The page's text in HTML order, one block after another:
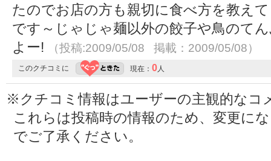
たのでお店の方も親切に食べ方を教え
です～じゃじゃ麺以外の餃子や鳥のて
よー!
（投稿:2009/05/08 掲載：2009/05/08）
このクチコミに 現在： 0人
※クチコミ情報はユーザーの主観的なコ
これらは投稿時の情報のため、変更に
でご了承ください。